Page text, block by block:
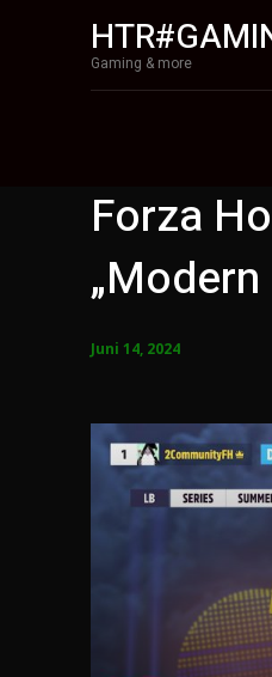
Gaming & more
Forza
Juni 14, 2024